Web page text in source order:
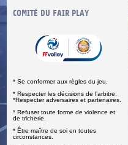
COMITÉ DU FAIR PLAY
* Se conformer aux règles du jeu.
* Respecter les décisions de l’arbitre.
*Respecter adversaires et partenaires.
* Refuser toute forme de violence et
de tricherie.
* Être maître de soi en toutes
circonstances.